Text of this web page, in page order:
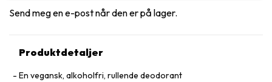
Send meg en e-post når den er på lager.
Produktdetaljer
En vegansk, alkoholfri, rullende deodorant